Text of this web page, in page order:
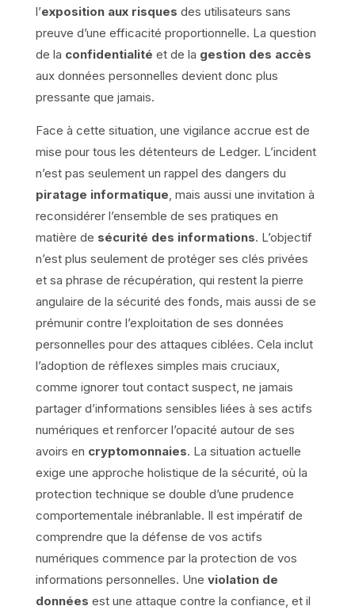
l’exposition aux risques des utilisateurs sans
preuve d’une efficacité proportionnelle. La question
de la confidentialité et de la gestion des accès
aux données personnelles devient donc plus
pressante que jamais.
Face à cette situation, une vigilance accrue est de
mise pour tous les détenteurs de Ledger. L’incident
n’est pas seulement un rappel des dangers du
piratage informatique, mais aussi une invitation à
reconsidérer l’ensemble de ses pratiques en
matière de sécurité des informations. L’objectif
n’est plus seulement de protéger ses clés privées
et sa phrase de récupération, qui restent la pierre
angulaire de la sécurité des fonds, mais aussi de se
prémunir contre l’exploitation de ses données
personnelles pour des attaques ciblées. Cela inclut
l’adoption de réflexes simples mais cruciaux,
comme ignorer tout contact suspect, ne jamais
partager d’informations sensibles liées à ses actifs
numériques et renforcer l’opacité autour de ses
avoirs en cryptomonnaies. La situation actuelle
exige une approche holistique de la sécurité, où la
protection technique se double d’une prudence
comportementale inébranlable. Il est impératif de
comprendre que la défense de vos actifs
numériques commence par la protection de vos
informations personnelles. Une violation de
données est une attaque contre la confiance, et il